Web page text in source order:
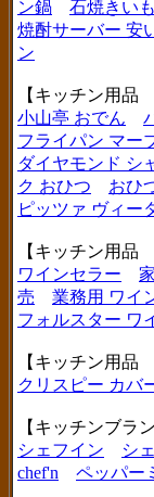
ン鍋
石焼きい
焼酎サーバー 安
ン
【キッチン用品
小山亭 おでん
フライパン マー
ダイヤモンド シ
ク おひつ
おひ
ピッツァ ヴィー
【キッチン用品
ワインセラー
売
業務用 ワイ
フォルスター ワ
【キッチン用品
クリスピー カバ
【キッチンブラ
シェフイン
シ
chef'n
ペッパー